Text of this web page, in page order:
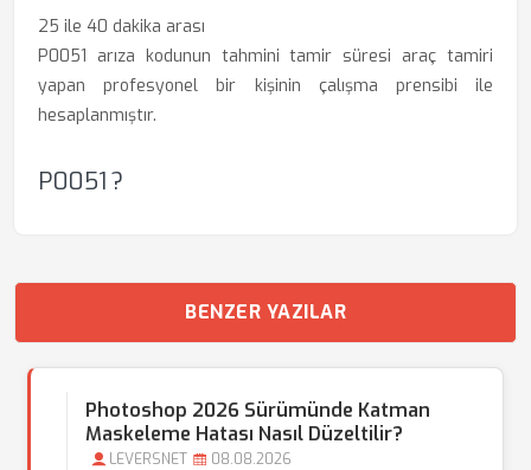
25 ile 40 dakika arası
P0051 arıza kodunun tahmini tamir süresi araç tamiri
yapan profesyonel bir kişinin çalışma prensibi ile
hesaplanmıştır.
P0051 ?
BENZER YAZILAR
Photoshop 2026 Sürümünde Katman
Maskeleme Hatası Nasıl Düzeltilir?
LEVERSNET 08.08.2026